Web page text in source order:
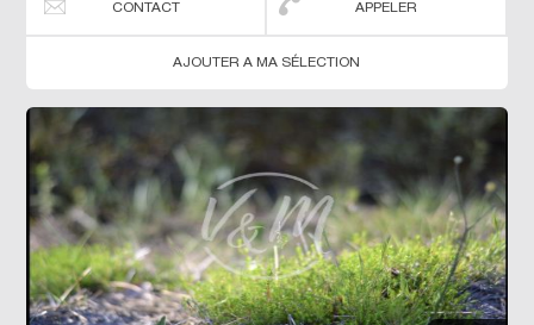
CONTACT APPELER
AJOUTER A MA SÉLECTION